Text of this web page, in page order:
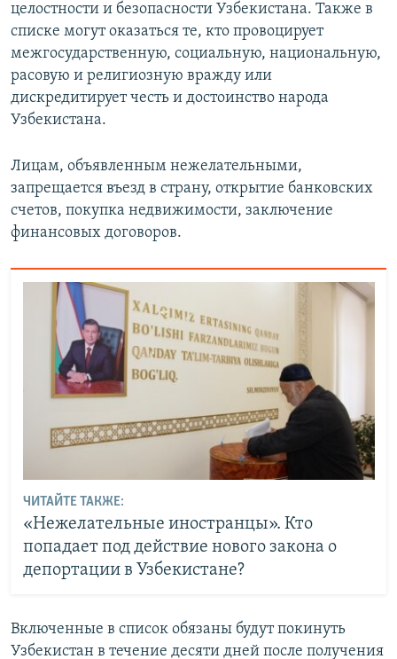
целостности и безопасности Узбекистана. Также в
списке могут оказаться те, кто провоцирует
межгосударственную, социальную, национальную,
расовую и религиозную вражду или
дискредитирует честь и достоинство народа
Узбекистана.
Лицам, объявленным нежелательными,
запрещается въезд в страну, открытие банковских
счетов, покупка недвижимости, заключение
финансовых договоров.
ЧИТАЙТЕ ТАКЖЕ:
«Нежелательные иностранцы». Кто
попадает под действие нового закона о
депортации в Узбекистане?
Включенные в список обязаны будут покинуть
Узбекистан в течение десяти дней после получения